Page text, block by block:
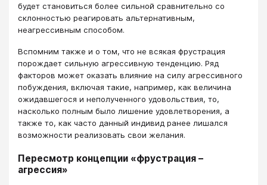
будет становиться более сильной сравнительно со
склонностью реагировать альтернативным,
неагрессивным способом.
Вспомним также и о том, что не всякая фрустрация
порождает сильную агрессивную тенденцию. Ряд
факторов может оказать влияние на силу агрессивного
побуждения, включая такие, например, как величина
ожидавшегося и неполученного удовольствия, то,
насколько полным было лишение удовлетворения, а
также то, как часто данный индивид ранее лишался
возможности реализовать свои желания.
Пересмотр концепции «фрустрация –
агрессия»